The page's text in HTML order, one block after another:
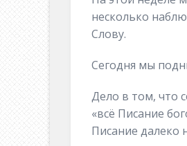
несколько
Слову.
Сегодня мы
Дело в том, что
«всё Писание
Писание далеко